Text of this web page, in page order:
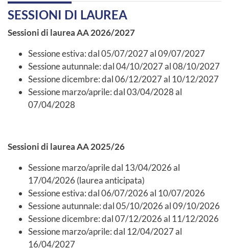
SESSIONI DI LAUREA
Sessioni di laurea AA 2026/2027
Sessione estiva: dal 05/07/2027 al 09/07/2027
Sessione autunnale: dal 04/10/2027 al 08/10/2027
Sessione dicembre: dal 06/12/2027 al 10/12/2027
Sessione marzo/aprile: dal 03/04/2028 al
07/04/2028
Sessioni di laurea AA 2025/26
Sessione marzo/aprile dal 13/04/2026 al
17/04/2026 (laurea anticipata)
Sessione estiva: dal 06/07/2026 al 10/07/2026
Sessione autunnale: dal 05/10/2026 al 09/10/2026
Sessione dicembre: dal 07/12/2026 al 11/12/2026
Sessione marzo/aprile: dal 12/04/2027 al
16/04/2027